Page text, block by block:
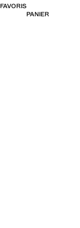
FAVORIS
PANIER